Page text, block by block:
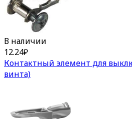
В наличии
12.24₽
Контактный элемент для
винта)